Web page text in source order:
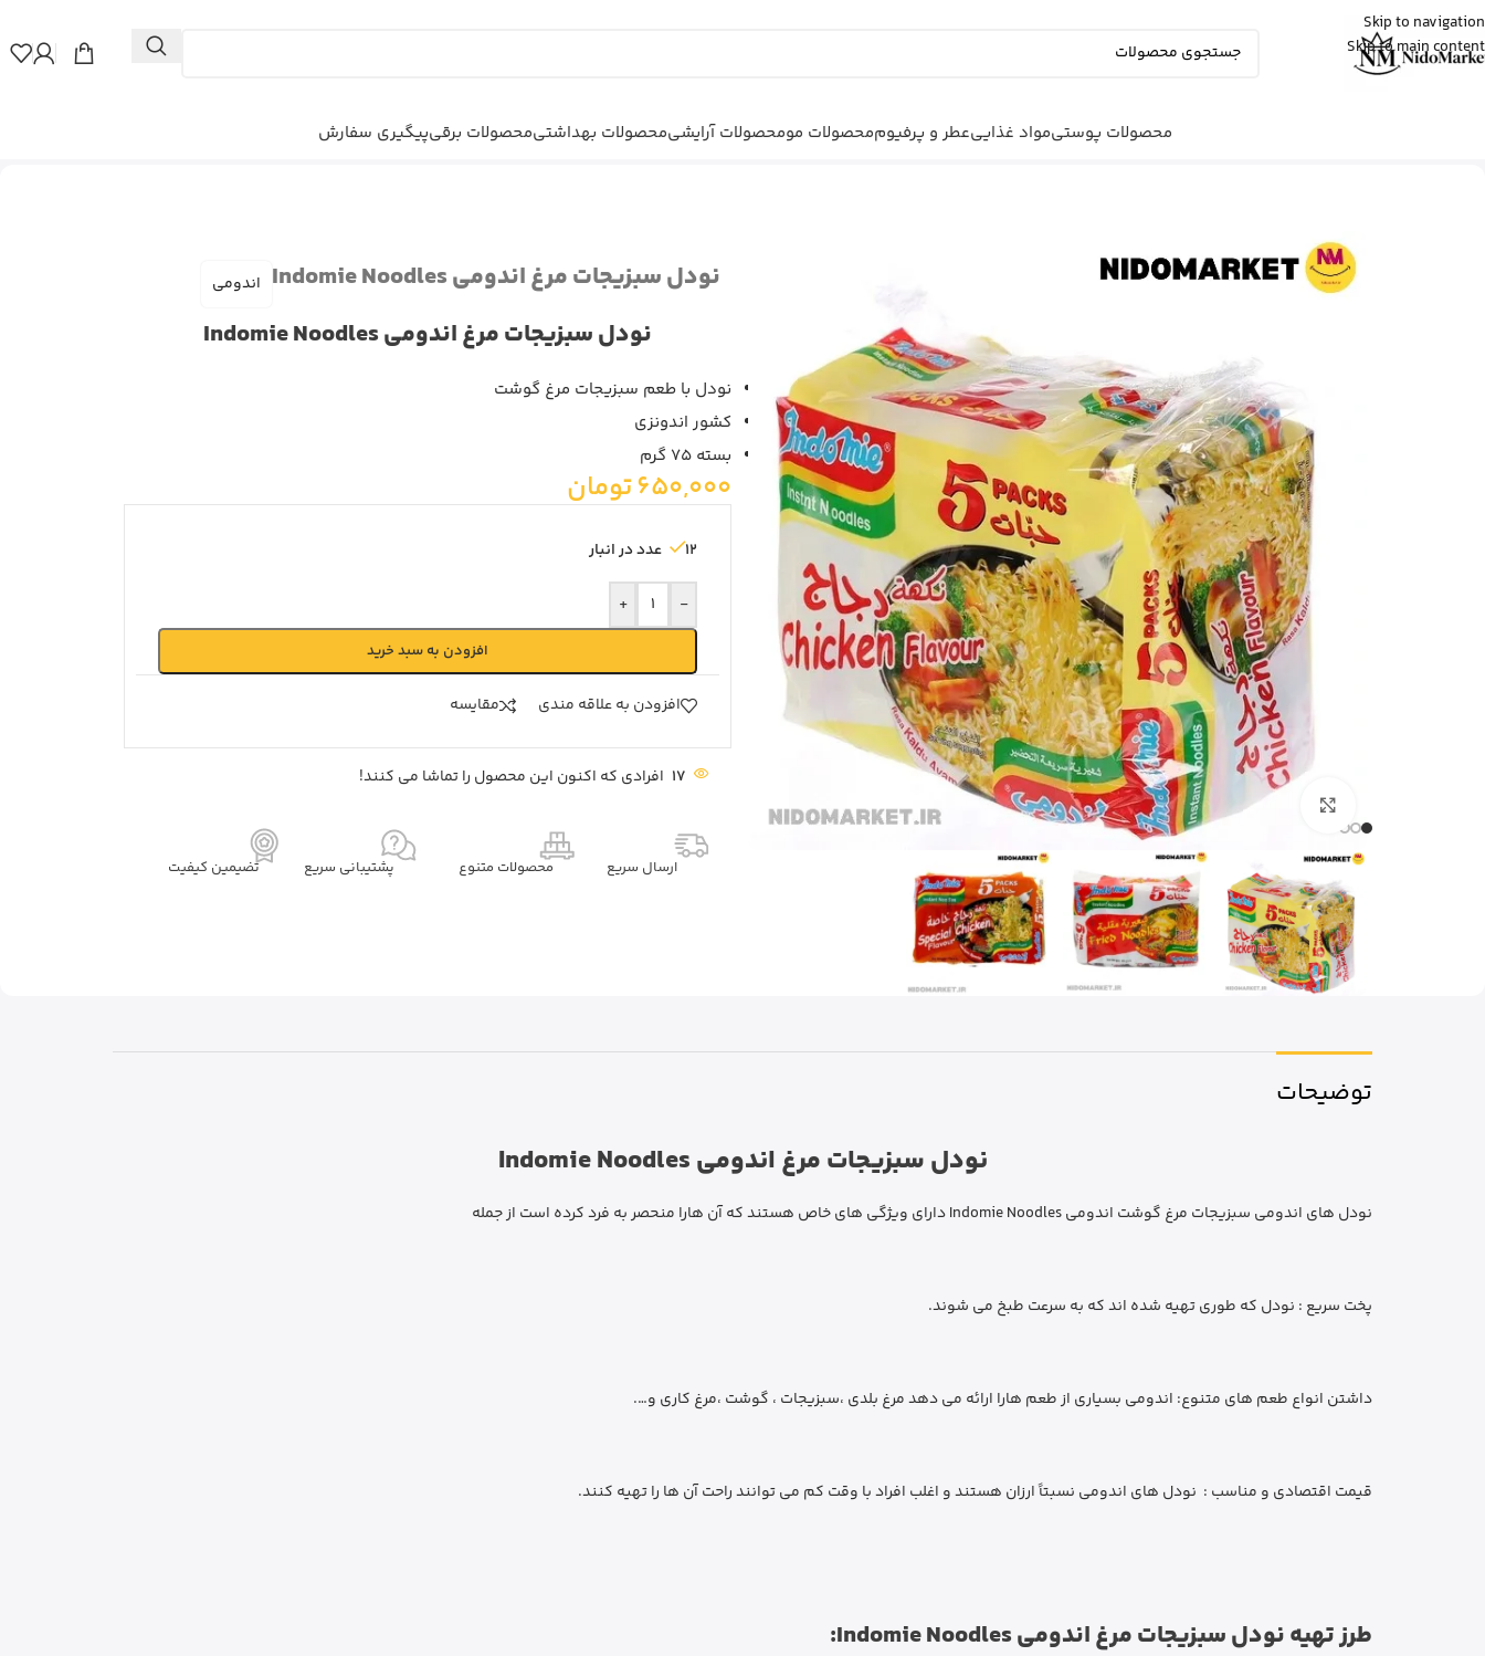
Skip to navigation
Skip to main content
محصولات پوستیمواد غذاییعطر و پرفیوممحصولات مومحصولات آرایشیمحصولات بهداشتیمحصولات برقیپیگیری سفارش مواد غذایی|نودل |نودل سبزیجات مرغ اندومی Indomie Noodles
برای بزرگنمایی کلیک کنید
نودل سبزیجات مرغ اندومی Indomie Noodles اندومی
نودل سبزیجات مرغ اندومی Indomie Noodles
نودل با طعم سبزیجات مرغ گوشت
کشور اندونزی
بسته 75 گرم
650,000تومان
12 عدد در انبار
-
+
افزودن به سبد خرید
افزودن به علاقه مندی مقايسه
17 افرادی که اکنون این محصول را تماشا می کنند!
ارسال سریع محصولات متنوع پشتیبانی سریع تضیمین کیفیت
توضیحات
نودل سبزیجات مرغ اندومی Indomie Noodles
نودل های اندومی سبزیجات مرغ گوشت اندومی Indomie Noodles دارای ویژگی های خاص هستند که آن هارا منحصر به فرد کرده است از جمله
پخت سریع : نودل که طوری تهیه شده اند که به سرعت طبخ می شوند.
داشتن انواع طعم های متنوع: اندومی بسیاری از طعم هارا ارائه می دهد مرغ بلدی ،سبزیجات ، گوشت ،مرغ کاری و….
قیمت اقتصادی و مناسب : نودل های اندومی نسبتاً ارزان هستند و اغلب افراد با وقت کم می توانند راحت آن ها را تهیه کنند.
طرز تهیه نودل سبزیجات مرغ اندومی Indomie Noodles:
عمراناز رشت
شیرخشک پدیاشور وانیلی رو خرید کرد